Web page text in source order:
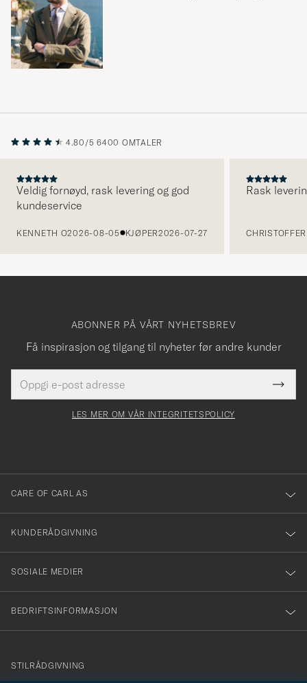
4.80/5 6400 OMTALER
Veldig fornøyd, rask levering og god
kundeservice
KENNETH O2026-08-05 KJØPER2026-07-27
Rask
ABONNER PÅ VÅRT NYHETSBREV
Få inspirasjon og tilgang til nyheter før andre kunder
postadresse
felt
Tack
för
dig
till
vårt
nyhetsbrev!
LES MER OM VÅR INTEGRITETSPOLICY
CARE OF CARL AS
KUNDERÅDGIVNING
SOSIALE MEDIER
BEDRIFTSINFORMASJON
info@careofcarl.no
STILRÅDGIVNING